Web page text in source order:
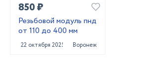
850 ₽
Резьбовой модуль пнд
от 110 до 400 мм
22 октября 2025 Воронеж